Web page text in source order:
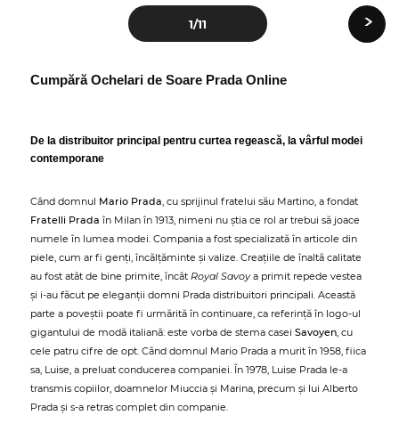
1/11 ›
Cumpără Ochelari de Soare Prada Online
De la distribuitor principal pentru curtea regească, la vârful modei
contemporane
Când domnul Mario Prada, cu sprijinul fratelui său Martino, a fondat
Fratelli Prada în Milan în 1913, nimeni nu știa ce rol ar trebui să joace
numele în lumea modei. Compania a fost specializată în articole din
piele, cum ar fi genți, încălțăminte și valize. Creațiile de înaltă calitate
au fost atât de bine primite, încât Royal Savoya primit repede vestea
și i-au făcut pe eleganții domni Prada distribuitori principali. Această
parte a poveștii poate fi urmărită în continuare, ca referință în logo-ul
gigantului de modă italiană: este vorba de stema casei Savoyen, cu
cele patru cifre de opt. Când domnul Mario Prada a murit în 1958, fiica
sa, Luise, a preluat conducerea companiei. În 1978, Luise Prada le-a
transmis copiilor, doamnelor Miuccia și Marina, precum și lui Alberto
Prada și s-a retras complet din companie.